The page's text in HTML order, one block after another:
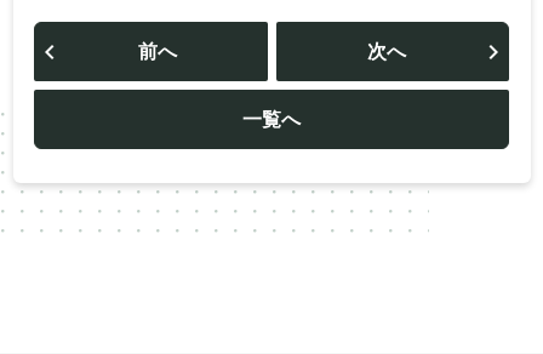
投
ビ
ー
シ
ョ
前へ
一覧へ
次へ